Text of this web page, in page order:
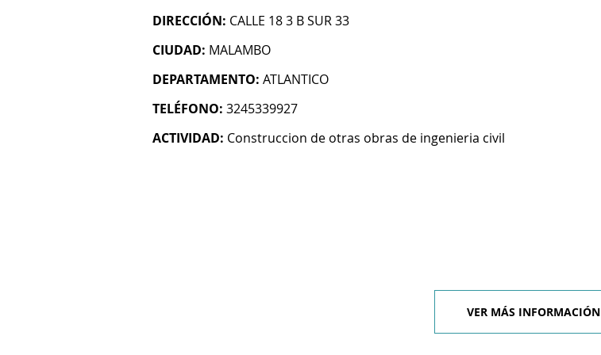
DIRECCIÓN: CALLE 18 3 B SUR 33
CIUDAD: MALAMBO
DEPARTAMENTO: ATLANTICO
TELÉFONO: 3245339927
ACTIVIDAD: Construccion de otras obras de ingenieria civil
VER MÁS INFORMACIÓN